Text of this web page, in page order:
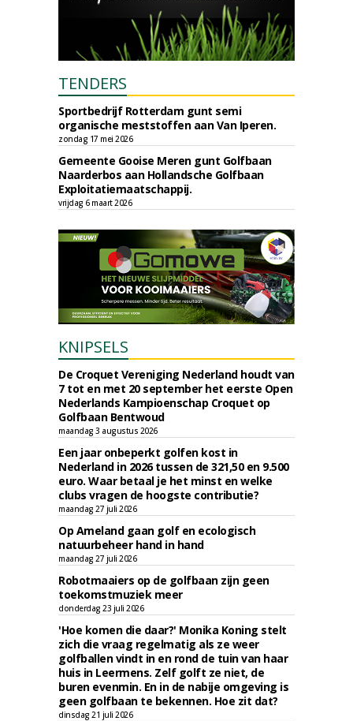
TENDERS
Sportbedrijf Rotterdam gunt semi
organische meststoffen aan Van Iperen.
zondag 17 mei 2026
Gemeente Gooise Meren gunt Golfbaan
Naarderbos aan Hollandsche Golfbaan
Exploitatiemaatschappij.
vrijdag 6 maart 2026
KNIPSELS
De Croquet Vereniging Nederland houdt van
7 tot en met 20 september het eerste Open
Nederlands Kampioenschap Croquet op
Golfbaan Bentwoud
maandag 3 augustus 2026
Een jaar onbeperkt golfen kost in
Nederland in 2026 tussen de 321,50 en 9.500
euro. Waar betaal je het minst en welke
clubs vragen de hoogste contributie?
maandag 27 juli 2026
Op Ameland gaan golf en ecologisch
natuurbeheer hand in hand
maandag 27 juli 2026
Robotmaaiers op de golfbaan zijn geen
toekomstmuziek meer
donderdag 23 juli 2026
'Hoe komen die daar?' Monika Koning stelt
zich die vraag regelmatig als ze weer
golfballen vindt in en rond de tuin van haar
huis in Leermens. Zelf golft ze niet, de
buren evenmin. En in de nabije omgeving is
geen golfbaan te bekennen. Hoe zit dat?
dinsdag 21 juli 2026